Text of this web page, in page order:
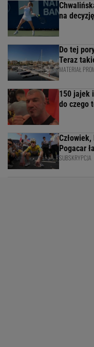
na decyzję
Do tej
Teraz
MATERIAŁ
150 jajek
do czego
Pogacar
SUBSKRYPCJA